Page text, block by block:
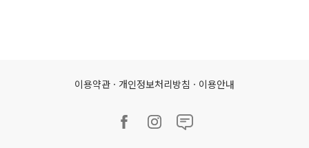
이용약관 · 개인정보처리방침 · 이용안내